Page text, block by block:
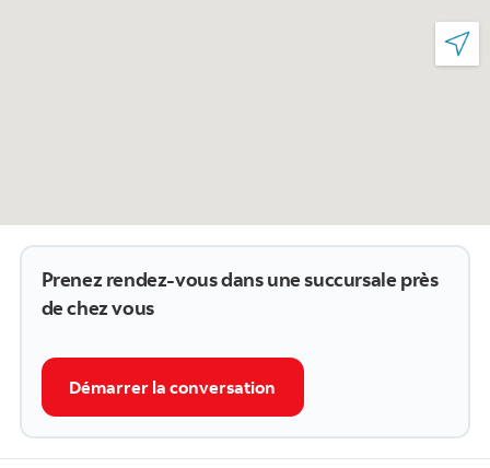
Prenez rendez-vous dans une succursale près
de chez vous
Démarrer la conversation